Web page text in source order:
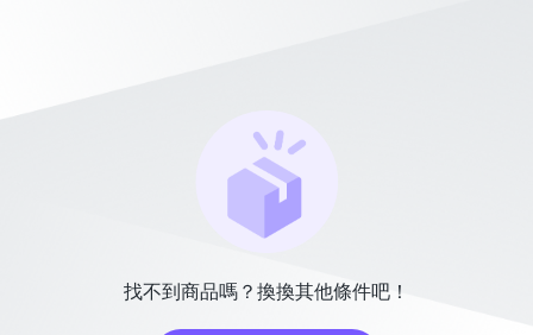
找不到商品嗎？換換其他條件吧！